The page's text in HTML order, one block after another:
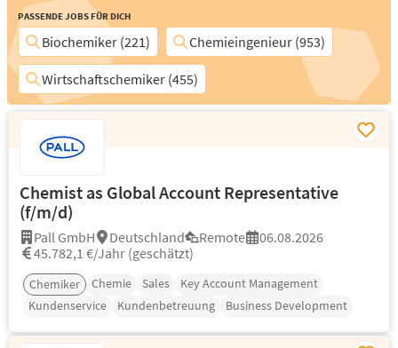
Passende Jobs für Dich
Biochemiker (221)
Chemieingenieur (953)
Wirtschaftschemiker (455)
Chemist as Global Account Representative
(f/m/d)
Pall GmbH Deutschland Remote
06.08.2026
45.782,1 €/Jahr (geschätzt)
Chemiker Chemie Sales
Key Account Management
Kundenservice
Kundenbetreuung Business Development